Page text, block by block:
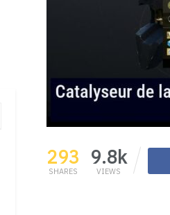
293
SHARES
9.8k
VIEWS